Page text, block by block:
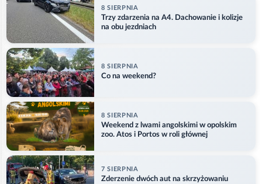
8 SIERPNIA
Trzy zdarzenia na A4. Dachowanie i kolizje
na obu jezdniach
8 SIERPNIA
Co na weekend?
8 SIERPNIA
Weekend z lwami angolskimi w opolskim
zoo. Atos i Portos w roli głównej
7 SIERPNIA
Zderzenie dwóch aut na skrzyżowaniu